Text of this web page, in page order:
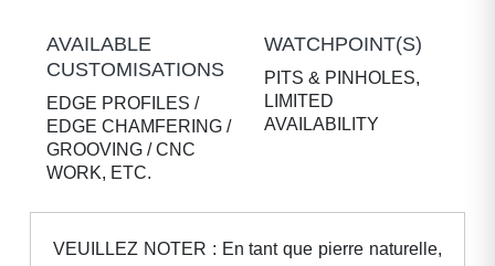
AVAILABLE
CUSTOMISATIONS
EDGE PROFILES /
EDGE CHAMFERING /
GROOVING / CNC
WORK, ETC.
WATCHPOINT(S)
PITS & PINHOLES,
LIMITED
AVAILABILITY
VEUILLEZ NOTER : En tant que pierre naturelle,